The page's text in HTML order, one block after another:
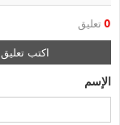
0 تعليق
اكتب تعليق
الإسم